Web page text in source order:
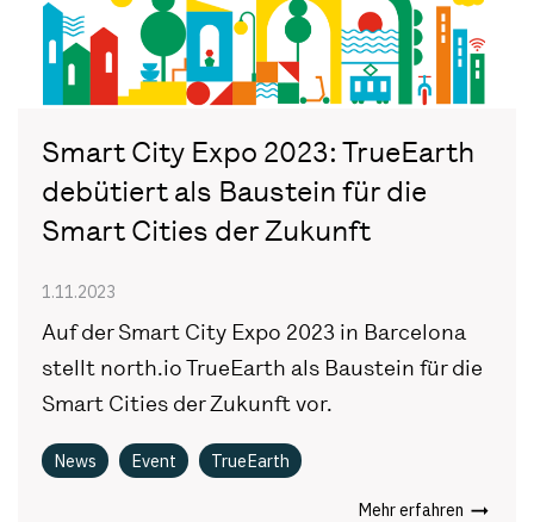
Smart City Expo 2023: TrueEarth
debütiert als Baustein für die
Smart Cities der Zukunft
1.11.2023
Auf der Smart City Expo 2023 in Barcelona
stellt north.io TrueEarth als Baustein für die
Smart Cities der Zukunft vor.
News Event TrueEarth
Mehr erfahren